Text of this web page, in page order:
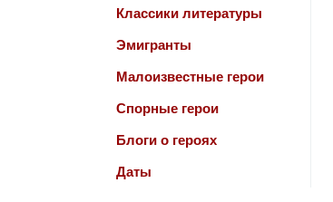
Классики литературы
Эмигранты
Малоизвестные герои
Спорные герои
Блоги о героях
Даты